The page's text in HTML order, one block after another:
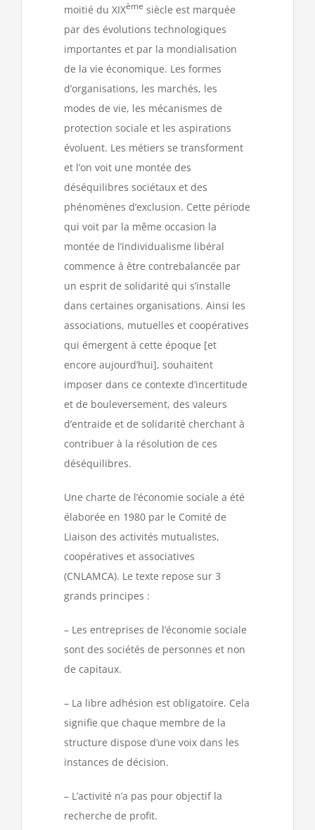
moitié du XIXème siècle est marquée
par des évolutions technologiques
importantes et par la mondialisation
de la vie économique. Les formes
d’organisations, les marchés, les
modes de vie, les mécanismes de
protection sociale et les aspirations
évoluent. Les métiers se transforment
et l’on voit une montée des
déséquilibres sociétaux et des
phénomènes d’exclusion. Cette période
qui voit par la même occasion la
montée de l’individualisme libéral
commence à être contrebalancée par
un esprit de solidarité qui s’installe
dans certaines organisations. Ainsi les
associations, mutuelles et coopératives
qui émergent à cette époque [et
encore aujourd’hui], souhaitent
imposer dans ce contexte d’incertitude
et de bouleversement, des valeurs
d’entraide et de solidarité cherchant à
contribuer à la résolution de ces
déséquilibres.
Une charte de l’économie sociale a été
élaborée en 1980 par le Comité de
Liaison des activités mutualistes,
coopératives et associatives
(CNLAMCA). Le texte repose sur 3
grands principes :
– Les entreprises de l’économie sociale
sont des sociétés de personnes et non
de capitaux.
– La libre adhésion est obligatoire. Cela
signifie que chaque membre de la
structure dispose d’une voix dans les
instances de décision.
– L’activité n’a pas pour objectif la
recherche de profit.